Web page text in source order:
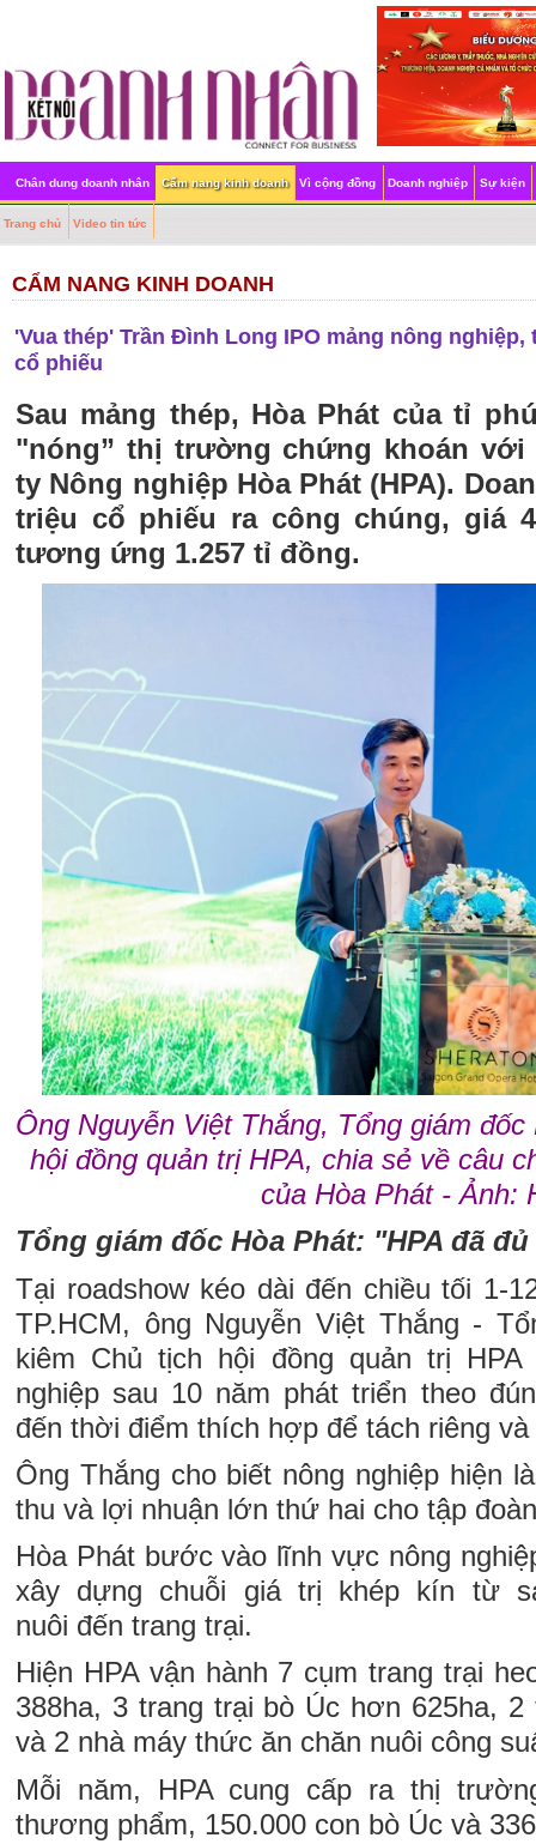
Chân dung doanh nhân Cẩm nang kinh doanh Vì cộng đồng Doanh nghiệp Sự kiện
Trang chủ Video tin tức
CẨM NANG KINH DOANH
'Vua thép' Trần Đình Long IPO mảng nông
cổ phiếu
Sau mảng thép, Hòa Phát của tỉ
"nóng” thị trường chứng khoán với
ty Nông nghiệp Hòa Phát (HPA).
triệu cổ phiếu ra công chúng, giá
tương ứng 1.257 tỉ đồng.
Ông Nguyễn Việt Thắng, Tổng giám
hội đồng quản trị HPA, chia sẻ về câu
của Hòa Phát - Ảnh:
Tổng giám đốc Hòa Phát: "HPA đã
Tại roadshow kéo dài đến chiều tối 1-
TP.HCM, ông Nguyễn Việt Thắng -
kiêm Chủ tịch hội đồng quản trị
nghiệp sau 10 năm phát triển theo
đến thời điểm thích hợp để tách riêng
Ông Thắng cho biết nông nghiệp hiện
thu và lợi nhuận lớn thứ hai cho tập
Hòa Phát bước vào lĩnh vực nông
xây dựng chuỗi giá trị khép kín từ
nuôi đến trang trại.
Hiện HPA vận hành 7 cụm trang trại
388ha, 3 trang trại bò Úc hơn 625ha,
và 2 nhà máy thức ăn chăn nuôi công
Mỗi năm, HPA cung cấp ra thị
thương phẩm, 150.000 con bò Úc và